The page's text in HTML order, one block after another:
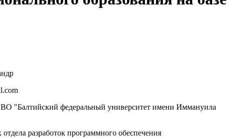
"Балтийский федеральный университет имени Иммануила
разработок программного обеспечения